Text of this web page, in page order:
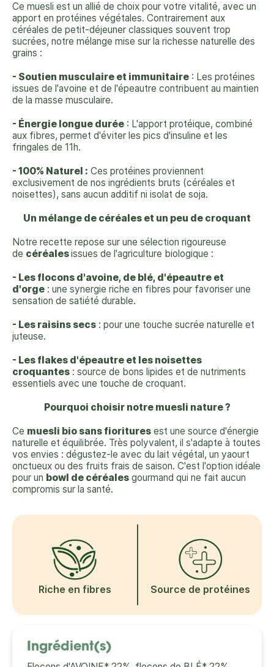
Ce muesli est un allié de choix pour votre vitalité, avec un
apport en protéines végétales. Contrairement aux
céréales de petit-déjeuner classiques souvent trop
sucrées, notre mélange mise sur la richesse naturelle des
grains :
- Soutien musculaire et immunitaire : Les protéines
issues de l'avoine et de l'épeautre contribuent au maintien
de la masse musculaire.
- Énergie longue durée : L'apport protéique, combiné
aux fibres, permet d'éviter les pics d'insuline et les
fringales de 11h.
- 100% Naturel : Ces protéines proviennent
exclusivement de nos ingrédients bruts (céréales et
noisettes), sans aucun additif ni isolat de soja.
Un mélange de céréales et un peu de croquant
Notre recette repose sur une sélection rigoureuse
de céréalesissues de l'agriculture biologique :
- Les flocons d'avoine, de blé, d'épeautre et
d'orge : une synergie riche en fibres pour favoriser une
sensation de satiété durable.
- Les raisins secs : pour une touche sucrée naturelle et
juteuse.
- Les flakes d'épeautre et les noisettes
croquantes : source de bons lipides et de nutriments
essentiels avec une touche de croquant.
Pourquoi choisir notre muesli nature ?
Ce muesli bio sans fioritures est une source d'énergie
naturelle et équilibrée. Très polyvalent, il s'adapte à toutes
vos envies : dégustez-le avec du lait végétal, un yaourt
onctueux ou des fruits frais de saison. C'est l'option idéale
pour un bowl de céréales gourmand qui ne fait aucun
compromis sur la santé.
Riche en fibres Source de protéines
Ingrédient(s)